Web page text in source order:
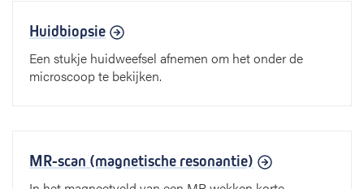
Huidbiopsie
Een stukje huidweefsel afnemen om het onder de
microscoop te bekijken.
MR-scan (magnetische resonantie)